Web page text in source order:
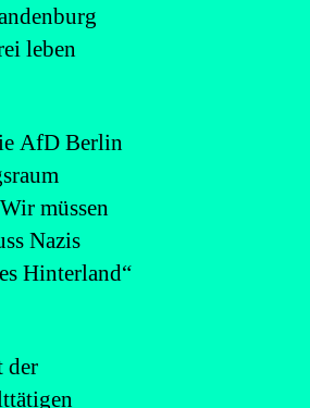
leben
AfD Berlin
müssen
Nazis
Hinterland“
der